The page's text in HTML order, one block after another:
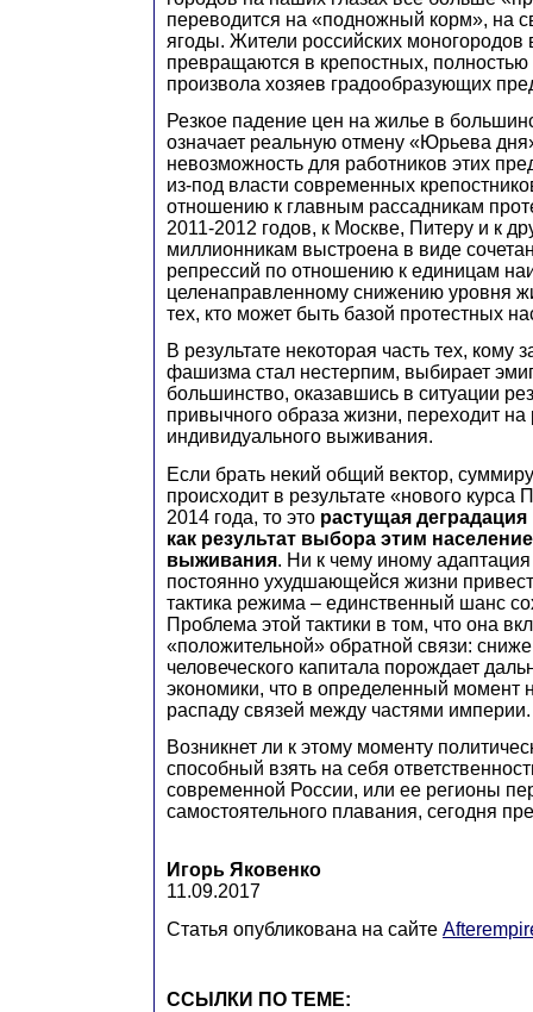
переводится на «подножный корм», на
ягоды. Жители российских моногородов
превращаются в крепостных,
произвола хозяев градообразующих
Резкое падение цен на жилье в
означает реальную отмену «Юрьева
невозможность для работников этих
из-под власти современных
отношению к главным рассадникам
2011-2012 годов, к Москве, Питеру и к
миллионникам выстроена в виде
репрессий по отношению к единицам
целенаправленному снижению уровня
тех, кто может быть базой протестных
В результате некоторая часть тех, кому
фашизма стал нестерпим, выбирает
большинство, оказавшись в ситуации
привычного образа жизни, переходит
индивидуального выживания.
Если брать некий общий вектор,
происходит в результате «нового курса
2014 года, то это растущая
как результат выбора этим
выживания. Ни к чему иному
постоянно ухудшающейся жизни
тактика режима – единственный шанс
Проблема этой тактики в том, что она
«положительной» обратной связи:
человеческого капитала порождает
экономики, что в определенный момент
распаду связей между частями империи.
Возникнет ли к этому моменту
способный взять на себя
современной России, или ее регионы
самостоятельного плавания, сегодня
Игорь Яковенко
11.09.2017
Статья опубликована на сайте
ССЫЛКИ ПО ТЕМЕ: